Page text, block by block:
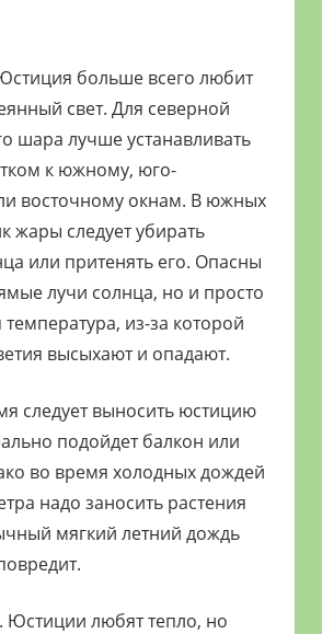
больше всего любит
свет. Для северной
шара лучше устанавливать
к южному, юго-
восточному окнам. В южных
жары следует убирать
или притенять его. Опасны
лучи солнца, но и просто
из-за которой
высыхают и опадают.
следует выносить юстицию
подойдет балкон или
во время холодных дождей
надо заносить растения
мягкий летний дождь
Юстиции любят тепло, но